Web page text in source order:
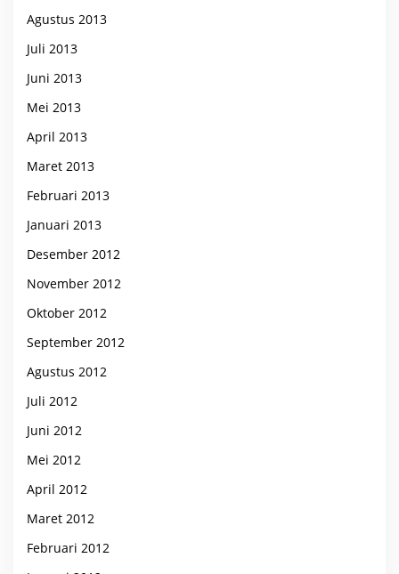
Agustus 2013
Juli 2013
Juni 2013
Mei 2013
April 2013
Maret 2013
Februari 2013
Januari 2013
Desember 2012
November 2012
Oktober 2012
September 2012
Agustus 2012
Juli 2012
Juni 2012
Mei 2012
April 2012
Maret 2012
Februari 2012